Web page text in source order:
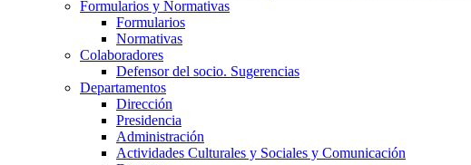
Formularios y Normativas
Formularios
Normativas
Colaboradores
Defensor del socio. Sugerencias
Departamentos
Dirección
Presidencia
Administración
Actividades Culturales y Sociales y Comunicación